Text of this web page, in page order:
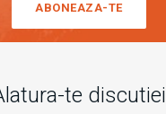
ABONEAZA-TE
te discutiei